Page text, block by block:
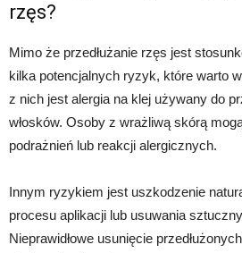
rzęs?
Mimo że przedłużanie rzęs jest
kilka potencjalnych ryzyk, które warto
z nich jest alergia na klej używany do
włosków. Osoby z wrażliwą skórą
podrażnień lub reakcji alergicznych.
Innym ryzykiem jest uszkodzenie
procesu aplikacji lub usuwania
Nieprawidłowe usunięcie